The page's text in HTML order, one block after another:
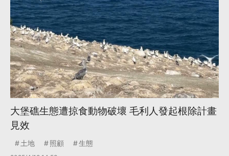
大堡礁生態遭掠食動物破壞 毛利人發起根除計畫
見效
土地 照顧 生態